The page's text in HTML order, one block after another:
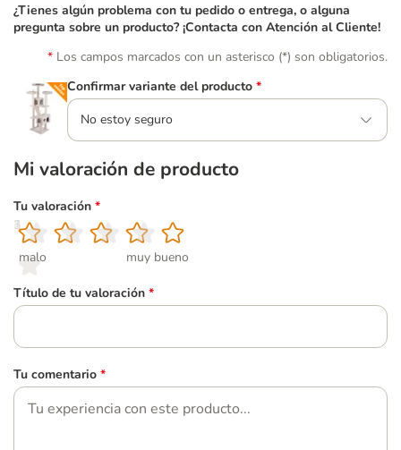
¿Tienes algún problema con tu pedido o entrega, o alguna
pregunta sobre un producto? ¡Contacta con Atención al Cliente!
Los campos marcados con un asterisco (*) son obligatorios.
Confirmar variante del producto *
No estoy seguro
Mi valoración de producto
Tu valoración *
1
malo
2
3
4
5
muy bueno
Título de tu valoración *
Tu comentario *